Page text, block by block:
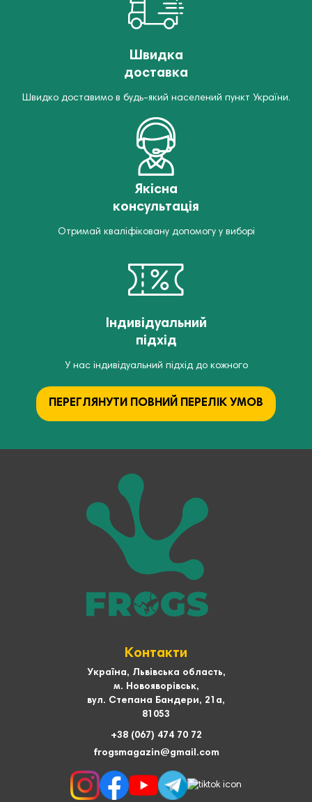
Швидка
доставка
Швидко доставимо в будь-який населений пункт України.
Якісна
консультація
Отримай кваліфіковану допомогу у виборі
Індивідуальний
підхід
У нас індивідуальний підхід до кожного
ПЕРЕГЛЯНУТИ ПОВНИЙ ПЕРЕЛІК УМОВ
Контакти
Україна, Львівська область,
м. Новояворівськ,
вул. Степана Бандери, 21а,
81053
+38 (067) 474 70 72
frogsmagazin@gmail.com